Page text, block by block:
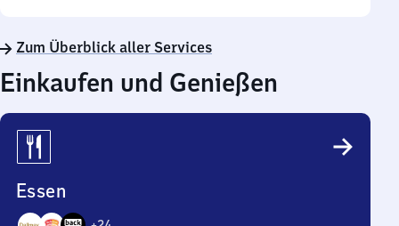
Zum Überblick aller Services
Einkaufen und Genießen
Essen